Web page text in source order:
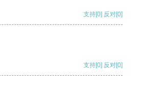
支持[0] 反对[0]
支持[0] 反对[0]